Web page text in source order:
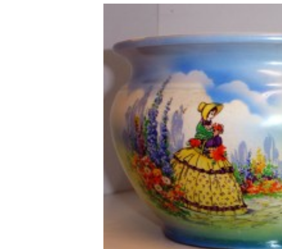
School
V Feria Europea del Queso
La
recurso
del Vino